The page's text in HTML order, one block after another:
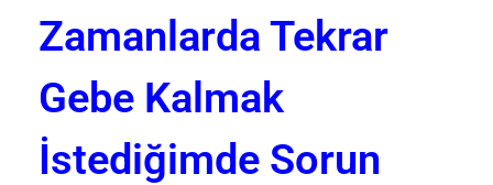
Zamanlarda Tekrar
Gebe Kalmak
İstediğimde Sorun